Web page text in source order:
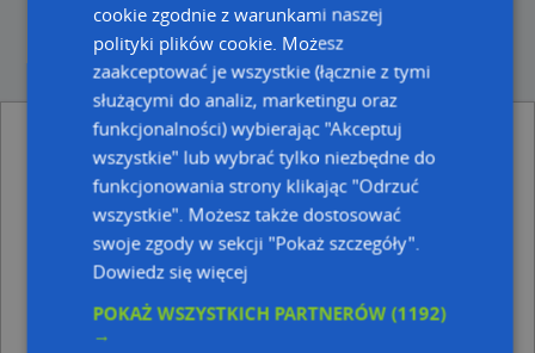
Ulice w pobliżu
Gdańsk, Pokładowa, Ulica (80-561)
Gdańsk, Stara Twierdza, Ulica (80-551)
Gdańsk, Starowiślna, Ulica (80-555)
Najbliższe obszary kodów pocztowych
Kod pocztowy 80-601
cookie zgodnie z warunkami naszej
polityki plików cookie. Możesz
zaakceptować je wszystkie (łącznie z tymi
służącymi do analiz, marketingu oraz
funkcjonalności) wybierając "Akceptuj
wszystkie" lub wybrać tylko niezbędne do
funkcjonowania strony klikając "Odrzuć
wszystkie". Możesz także dostosować
swoje zgody w sekcji "Pokaż szczegóły".
Dowiedz się więcej
POKAŻ WSZYSTKICH PARTNERÓW(1192)
→